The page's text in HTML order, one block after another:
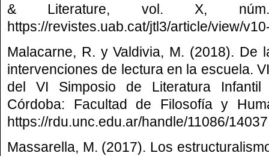
& Literature, vol. X,
https://revistes.uab.cat/jtl3/article/view/
Malacarne, R. y Valdivia, M. (2018). De
intervenciones de lectura en la escuela.
del VI Simposio de Literatura
Córdoba: Facultad de Filosofía y
https://rdu.unc.edu.ar/handle/11086/14037
Massarella, M. (2017). Los